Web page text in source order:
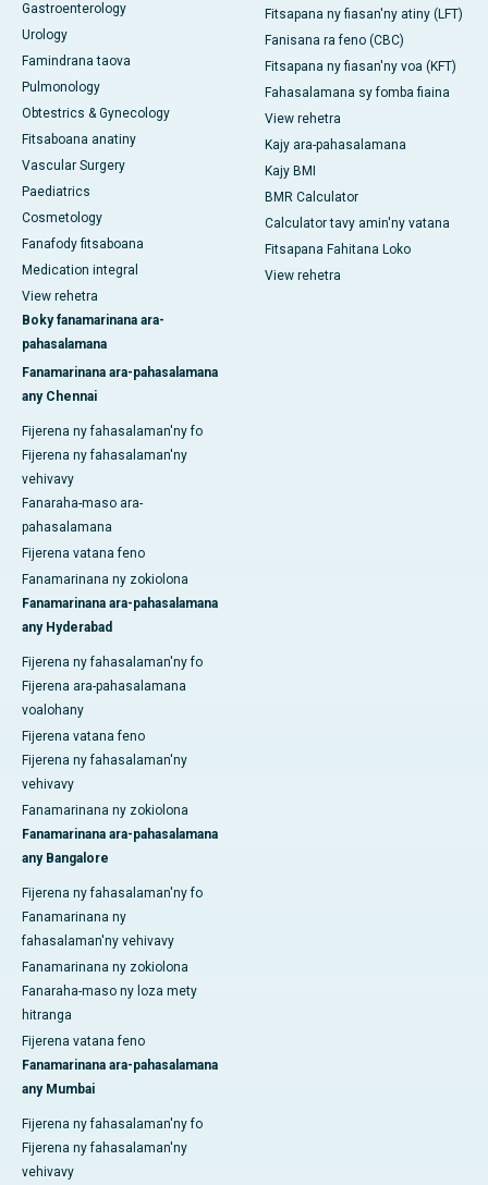
Gastroenterology
Urology
Famindrana taova
Pulmonology
Obtestrics & Gynecology
Fitsaboana anatiny
Vascular Surgery
Paediatrics
Cosmetology
Fanafody fitsaboana
Medication integral
View rehetra
Boky fanamarinana ara-
pahasalamana
Fanamarinana ara-pahasalamana
any Chennai
Fijerena ny fahasalaman'ny fo
Fijerena ny fahasalaman'ny
vehivavy
Fanaraha-maso ara-
pahasalamana
Fijerena vatana feno
Fanamarinana ny zokiolona
Fanamarinana ara-pahasalamana
any Hyderabad
Fijerena ny fahasalaman'ny fo
Fijerena ara-pahasalamana
voalohany
Fijerena vatana feno
Fijerena ny fahasalaman'ny
vehivavy
Fanamarinana ny zokiolona
Fanamarinana ara-pahasalamana
any Bangalore
Fijerena ny fahasalaman'ny fo
Fanamarinana ny
fahasalaman'ny vehivavy
Fanamarinana ny zokiolona
Fanaraha-maso ny loza mety
hitranga
Fijerena vatana feno
Fanamarinana ara-pahasalamana
any Mumbai
Fijerena ny fahasalaman'ny fo
Fijerena ny fahasalaman'ny
vehivavy
Fitsapana ny fiasan'ny atiny (LFT)
Fanisana ra feno (CBC)
Fitsapana ny fiasan'ny voa (KFT)
Fahasalamana sy fomba fiaina
View rehetra
Kajy ara-pahasalamana
Kajy BMI
BMR Calculator
Calculator tavy amin'ny vatana
Fitsapana Fahitana Loko
View rehetra